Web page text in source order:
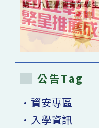
公告Tag
•資安專區
•入學資訊